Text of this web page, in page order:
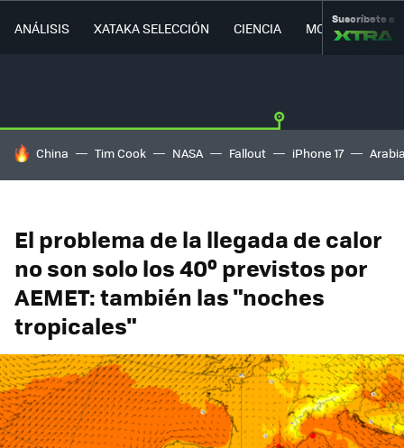
ANÁLISIS XATAKA SELECCIÓN CIENCIA MOVILIDAD
Suscríbete a
HOY SE HABLA DE
China Tim Cook NASA Fallout iPhone 17
El problema de la llegada de calor
no son solo los 40º previstos por
AEMET: también las "noches
tropicales"